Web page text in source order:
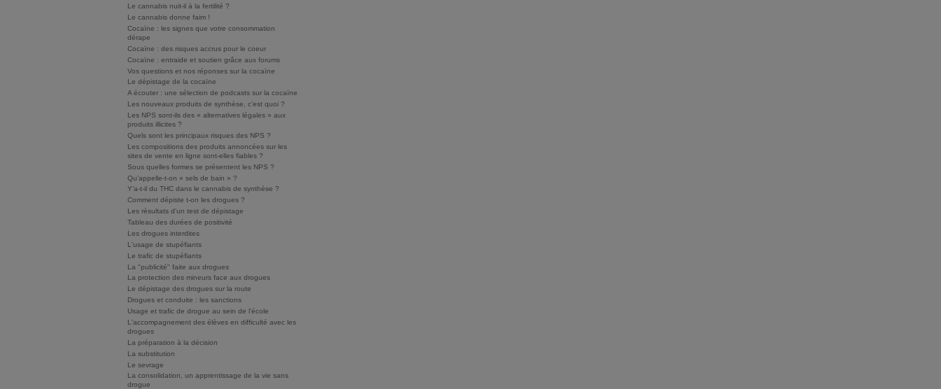
Le cannabis nuit-il à la fertilité ?
Le cannabis donne faim !
Cocaïne : les signes que votre consommation
dérape
Cocaïne : des risques accrus pour le coeur
Cocaïne : entraide et soutien grâce aux forums
Vos questions et nos réponses sur la cocaïne
Le dépistage de la cocaïne
A écouter : une sélection de podcasts sur la cocaïne
Les nouveaux produits de synthèse, c’est quoi ?
Les NPS sont-ils des « alternatives légales » aux
produits illicites ?
Quels sont les principaux risques des NPS ?
Les compositions des produits annoncées sur les
sites de vente en ligne sont-elles fiables ?
Sous quelles formes se présentent les NPS ?
Qu’appelle-t-on « sels de bain » ?
Y’a-t-il du THC dans le cannabis de synthèse ?
Comment dépiste t-on les drogues ?
Les résultats d'un test de dépistage
Tableau des durées de positivité
Les drogues interdites
L'usage de stupéfiants
Le trafic de stupéfiants
La "publicité" faite aux drogues
La protection des mineurs face aux drogues
Le dépistage des drogues sur la route
Drogues et conduite : les sanctions
Usage et trafic de drogue au sein de l'école
L'accompagnement des élèves en difficulté avec les
drogues
La préparation à la décision
La substitution
Le sevrage
La consolidation, un apprentissage de la vie sans
drogue